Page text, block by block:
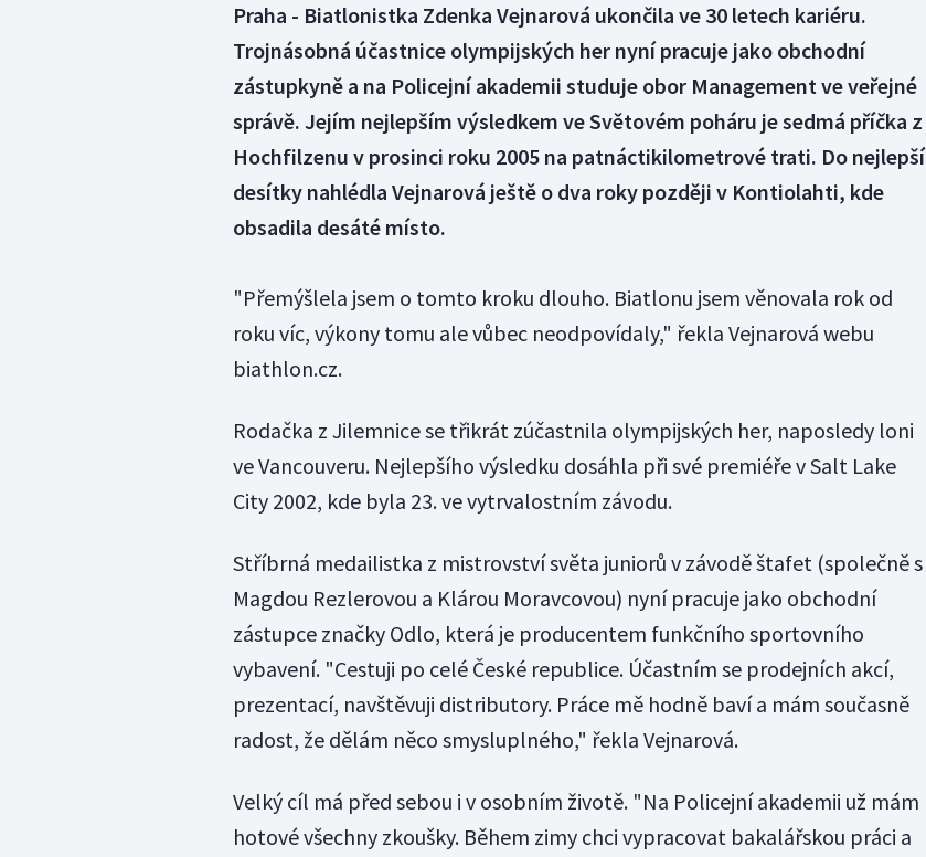
Praha - Biatlonistka Zdenka Vejnarová ukončila ve 30 letech kariéru.
Trojnásobná účastnice olympijských her nyní pracuje jako obchodní
zástupkyně a na Policejní akademii studuje obor Management ve veřejné
správě. Jejím nejlepším výsledkem ve Světovém poháru je sedmá příčka z
Hochfilzenu v prosinci roku 2005 na patnáctikilometrové trati. Do nejlepší
desítky nahlédla Vejnarová ještě o dva roky později v Kontiolahti, kde
obsadila desáté místo.
"Přemýšlela jsem o tomto kroku dlouho. Biatlonu jsem věnovala rok od
roku víc, výkony tomu ale vůbec neodpovídaly," řekla Vejnarová webu
biathlon.cz.
Rodačka z Jilemnice se třikrát zúčastnila olympijských her, naposledy loni
ve Vancouveru. Nejlepšího výsledku dosáhla při své premiéře v Salt Lake
City 2002, kde byla 23. ve vytrvalostním závodu.
Stříbrná medailistka z mistrovství světa juniorů v závodě štafet (společně s
Magdou Rezlerovou a Klárou Moravcovou) nyní pracuje jako obchodní
zástupce značky Odlo, která je producentem funkčního sportovního
vybavení. "Cestuji po celé České republice. Účastním se prodejních akcí,
prezentací, navštěvuji distributory. Práce mě hodně baví a mám současně
radost, že dělám něco smysluplného," řekla Vejnarová.
Velký cíl má před sebou i v osobním životě. "Na Policejní akademii už mám
hotové všechny zkoušky. Během zimy chci vypracovat bakalářskou práci a